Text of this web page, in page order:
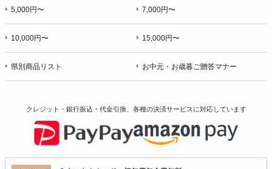
5,000円〜 7,000円〜
10,000円〜 15,000円〜
県別商品リスト お中元・お歳暮ご贈答マナー
クレジット・銀行振込・代金引換、各種の決済サービスに対応しています